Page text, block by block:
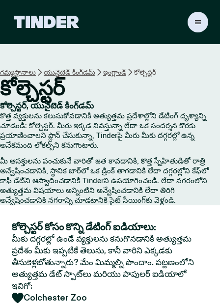
r
గమ్యస్థానాలు యునైటెడ్ కింగ్‌డమ్ ఇంగ్లాండ్ కోల్చెస్టర్
కోల్చెస్టర్
కోల్చెస్టర్, యునైటెడ్ కింగ్‌డమ్
కొత్త వ్యక్తులను కలుసుకోవడానికి అత్యుత్తమ ప్రదేశాల్లోని డేటింగ్ దృశ్యాన్ని
చూడండి: కోల్చెస్టర్. మీరు ఇక్కడ నివస్తున్నా లేదా ఒక సందర్శన కొరకు
ప్రయాణించాలని ప్లాన్ చేసుకున్నా, Tinderపై మీరు మీకు దగ్గరల్లో ఉన్న
అనేకమంది లోకల్స్‌ని కనుగొంటారు.
మీ ఆసక్తులను పంచుకునే వారితో జత కావడానికి, కొత్త స్నేహితుడితో రాత్రి
అన్వేషించడానికి, స్థానిక బార్‌లో ఒక డ్రింక్ తాగడానికి లేదా దగ్గరల్లోని కేఫ్‌లో
కాఫీ డేట్‌ని ఆస్వాదించడానికి Tinderని ఉపయోగించండి. లేదా నగరంలోని
అత్యుత్తమ విషయాలు అన్నింటిని అన్వేషించడానికి లేదా తిరిగి
అన్వేషించడానికి నగరాన్ని చూడటానికి సైట్ సీయింగ్‌కు వెళ్లండి.
కోల్చెస్టర్ కోసం కొన్ని డేటింగ్ ఐడియాలు:
మీకు దగ్గరల్లో ఉండే వ్యక్తులను కనుగొనడానికి అత్యుత్తమ
ప్రదేశం మీకు ఇప్పటికే తెలుసు, కానీ వారిని ఎక్కడకు
తీసుకెళ్లబోతున్నారు? మేం మిమ్మల్ని పొందాం. పట్టణంలోని
అత్యుత్తమ డేట్ స్పాట్‌లు మరియు పాపులర్ ఐడియాలో
ఇవిగో:
Colchester Zoo